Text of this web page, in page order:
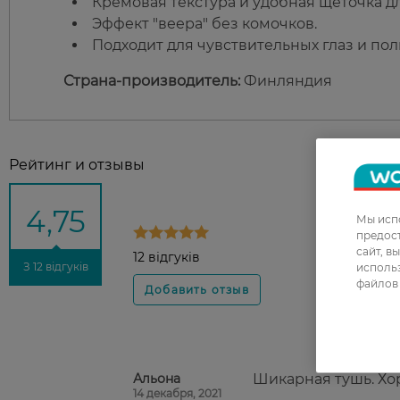
Эффект "веера" без комочков.
Подходит для чувствительных глаз и
Страна-производитель: Финляндия
Рейтинг и отзывы
4,75
З 12 відгуків
12 відгуків
Альона
14 декабря, 2021
Шикарная тушь.
Мы
сайт,
файлов